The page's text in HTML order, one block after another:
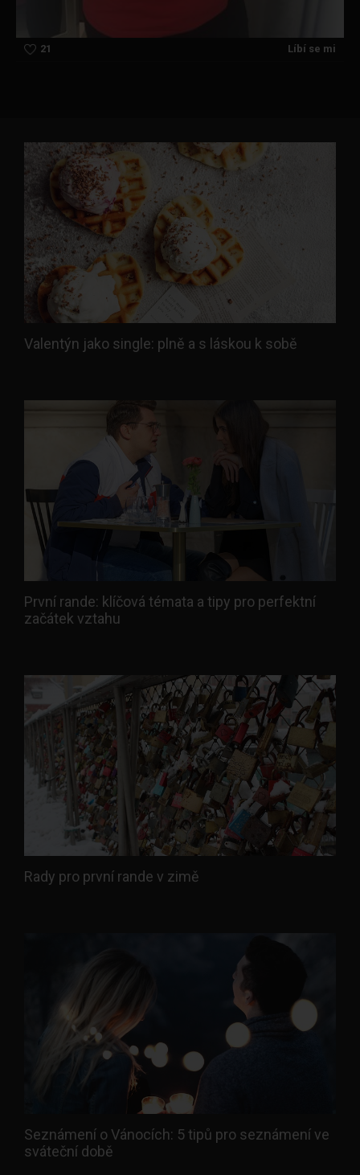
21 Líbí se mi
Valentýn jako single: plně a s láskou k sobě
První rande: klíčová témata a tipy pro perfektní
začátek vztahu
Rady pro první rande v zimě
Seznámení o Vánocích: 5 tipů pro seznámení ve
sváteční době